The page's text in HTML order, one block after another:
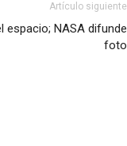
Artículo siguiente
espacio; NASA difunde
foto